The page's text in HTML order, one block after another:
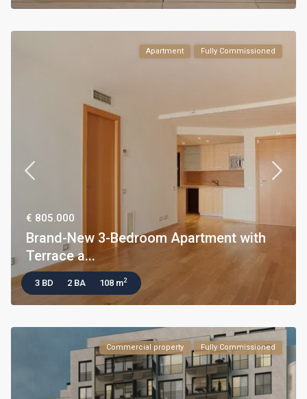
Apartment Fully Commissioned
€ 805.000
Brand-New 3-Bedroom Apartment with
Terrace a...
3 BD 2 BA 108 m2
Commercial property Fully Commissioned